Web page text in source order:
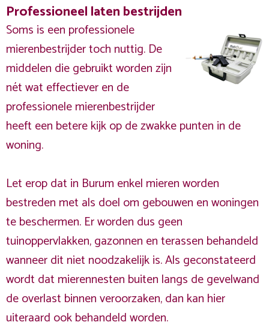
Professioneel laten bestrijden
Soms is een professionele
mierenbestrijder toch nuttig. De
middelen die gebruikt worden zijn
nét wat effectiever en de
professionele mierenbestrijder
heeft een betere kijk op de zwakke punten in de
woning.
Let erop dat in Burum enkel mieren worden
bestreden met als doel om gebouwen en woningen
te beschermen. Er worden dus geen
tuinoppervlakken, gazonnen en terassen behandeld
wanneer dit niet noodzakelijk is. Als geconstateerd
wordt dat mierennesten buiten langs de gevelwand
de overlast binnen veroorzaken, dan kan hier